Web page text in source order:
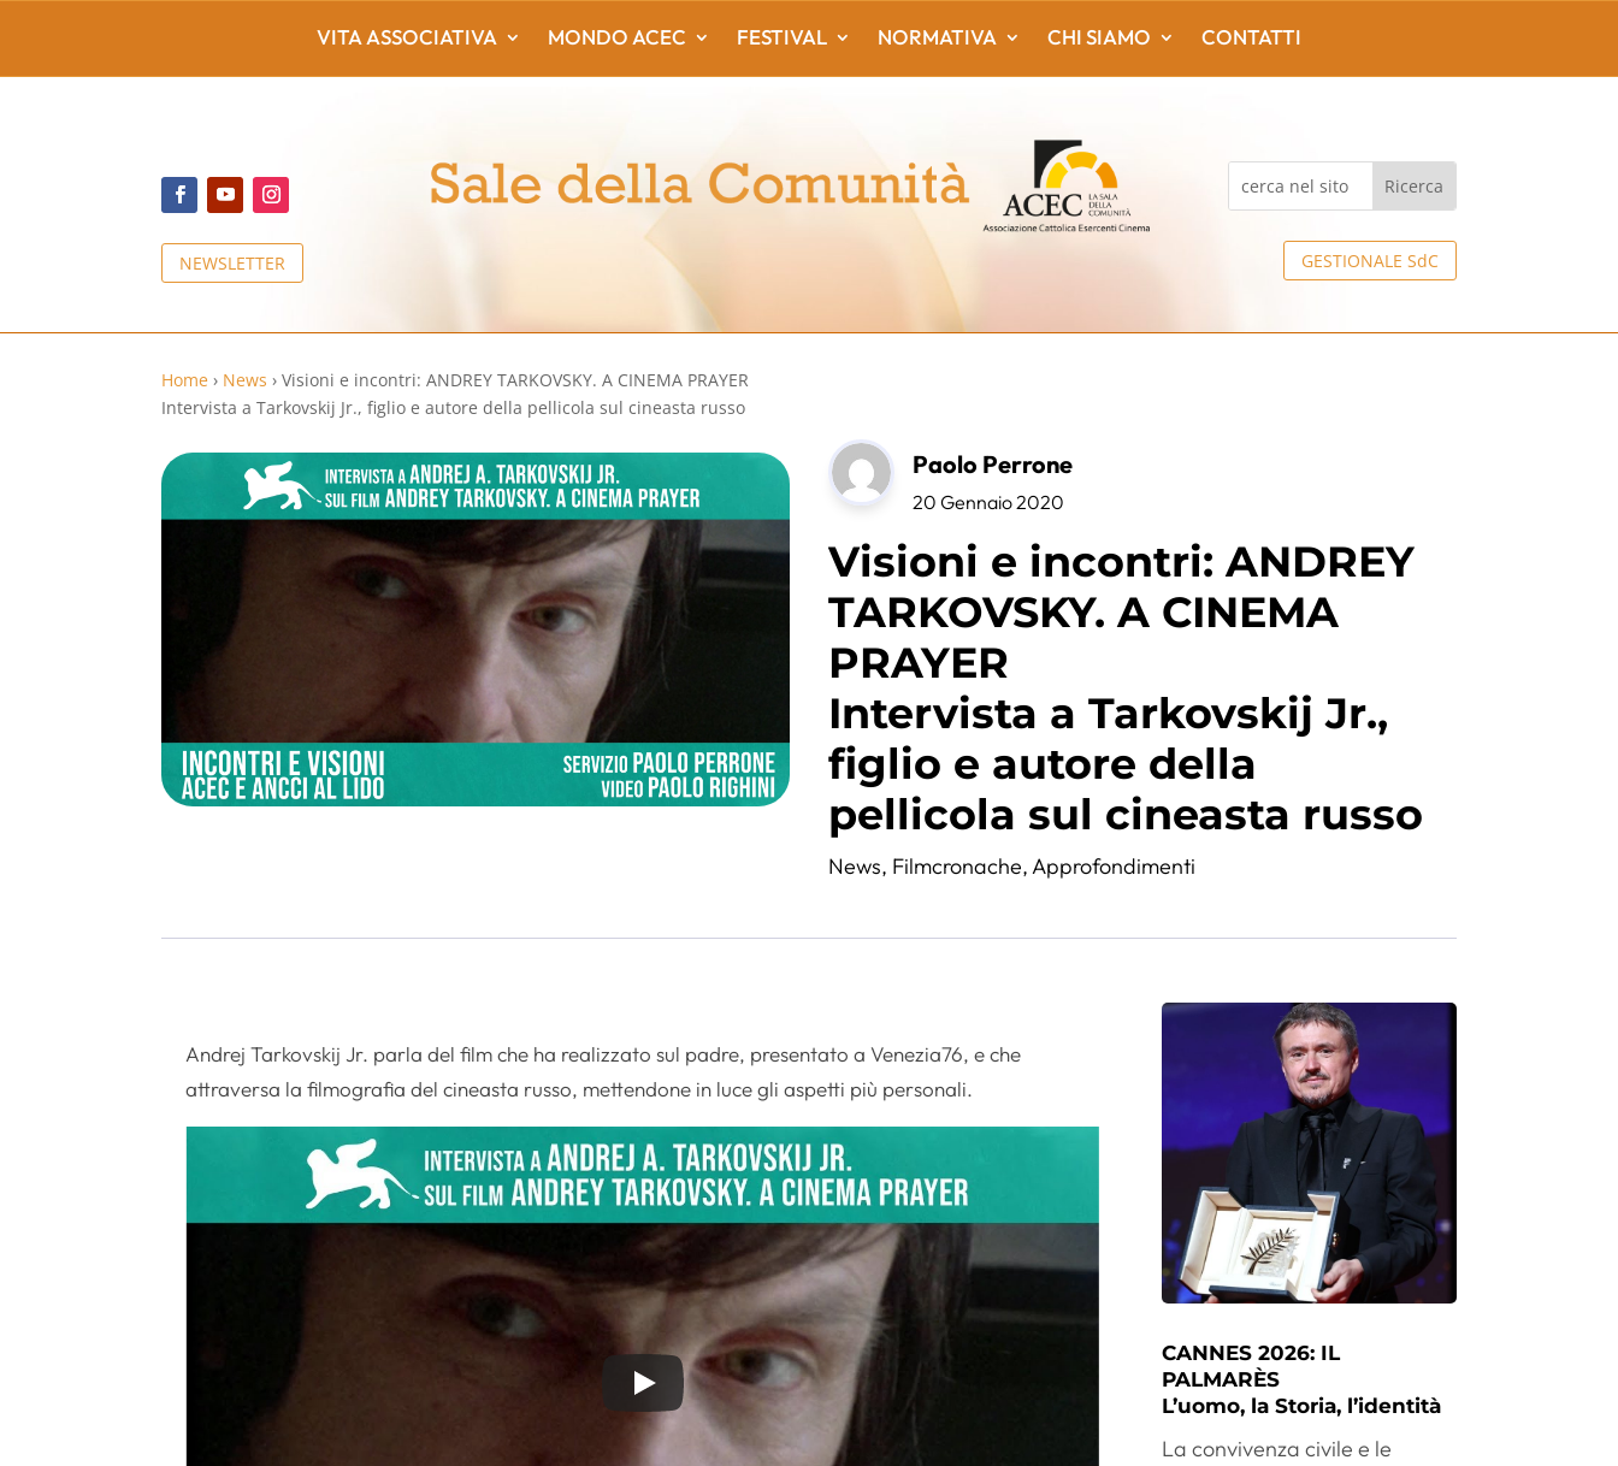
NEWSLETTER GESTIONALE SdC
VITA ASSOCIATIVA MONDO ACEC FESTIVAL NORMATIVA CHI SIAMO CONTATTI
Home › News › Visioni e incontri: ANDREY TARKOVSKY. A CINEMA PRAYER
Intervista a Tarkovskij Jr., figlio e autore della pellicola sul cineasta russo
Paolo Perrone
20 Gennaio 2020
Visioni e incontri: ANDREY
TARKOVSKY. A CINEMA
PRAYER
Intervista a Tarkovskij Jr.,
figlio e autore della
pellicola sul cineasta russo
News, Filmcronache, Approfondimenti
Andrej Tarkovskij Jr. parla del film che ha realizzato sul padre, presentato a Venezia76, e che
attraversa la filmografia del cineasta russo, mettendone in luce gli aspetti più personali.
CANNES 2026: IL
PALMARÈS
L’uomo, la Storia, l’identità
La convivenza civile e le